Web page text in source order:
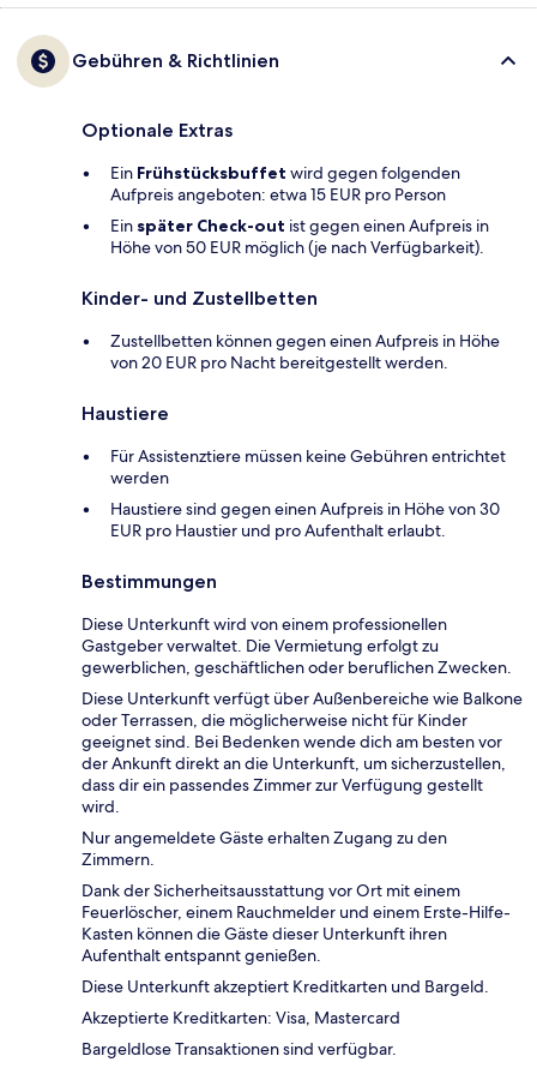
Gebühren & Richtlinien
Optionale Extras
Ein Frühstücksbuffet wird gegen folgenden
Aufpreis angeboten: etwa 15 EUR pro Person
Ein später Check-out ist gegen einen Aufpreis in
Höhe von 50 EUR möglich (je nach Verfügbarkeit).
Kinder- und Zustellbetten
Zustellbetten können gegen einen Aufpreis in Höhe
von 20 EUR pro Nacht bereitgestellt werden.
Haustiere
Für Assistenztiere müssen keine Gebühren entrichtet
werden
Haustiere sind gegen einen Aufpreis in Höhe von 30
EUR pro Haustier und pro Aufenthalt erlaubt.
Bestimmungen
Diese Unterkunft wird von einem professionellen
Gastgeber verwaltet. Die Vermietung erfolgt zu
gewerblichen, geschäftlichen oder beruflichen Zwecken.
Diese Unterkunft verfügt über Außenbereiche wie Balkone
oder Terrassen, die möglicherweise nicht für Kinder
geeignet sind. Bei Bedenken wende dich am besten vor
der Ankunft direkt an die Unterkunft, um sicherzustellen,
dass dir ein passendes Zimmer zur Verfügung gestellt
wird.
Nur angemeldete Gäste erhalten Zugang zu den
Zimmern.
Dank der Sicherheitsausstattung vor Ort mit einem
Feuerlöscher, einem Rauchmelder und einem Erste-Hilfe-
Kasten können die Gäste dieser Unterkunft ihren
Aufenthalt entspannt genießen.
Diese Unterkunft akzeptiert Kreditkarten und Bargeld.
Akzeptierte Kreditkarten: Visa, Mastercard
Bargeldlose Transaktionen sind verfügbar.